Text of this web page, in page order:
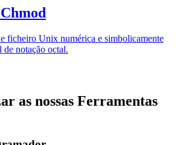
ficheiro Unix numérica e simbolicamente
notação octal.
as nossas Ferramentas